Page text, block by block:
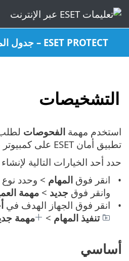
ESET PROTECT – جدول المحتويات
التشخيصات
استخدم مهمة الفحوصات
تطبيق أمان ESET على كمبيوتر عميل.
حدد أحد الخيارات التالية
انقر فوقالمهام > وحدد نوع
وانقر فوق جديد >مهمة
انقر فوق الجهاز الهدف في
تنفيذ المهام > مهمة
أساسي